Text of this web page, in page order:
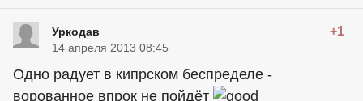
Уркодав +1
14 апреля 2013 08:45
Одно радует в кипрском беспределе -
ворованное впрок не пойдёт